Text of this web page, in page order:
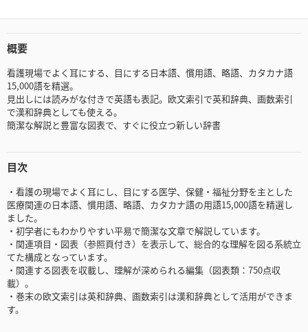
概要
看護現場でよく耳にする、目にする日本語、慣用語、略語、カタカナ語
15,000語を精選。
見出しには読みがな付きで英語も表記。欧文索引で英和辞典、画数索引
で漢和辞典としても使える。
簡潔な解説と豊富な図表で、すぐに役立つ新しい辞書
目次
・看護の現場でよく耳にし、目にする医学、保健・福祉分野を主とした
医療関連の日本語、慣用語、略語、カタカナ語の用語15,000語を精選し
ました。
・初学者にもわかりやすい平易で簡潔な文章で解説しています。
・関連項目・図表（参照頁付き）を表示して、総合的な理解を図る系統立
てた構成となっています。
・関連する図表を収載し、理解が深められる編集（図表類：750点収
載）。
・巻末の欧文索引は英和辞典、画数索引は漢和辞典として活用ができま
す。